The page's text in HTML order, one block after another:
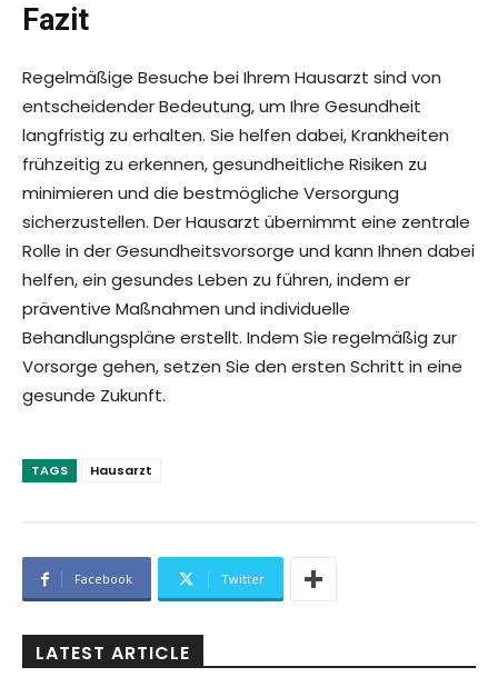
Fazit
Regelmäßige Besuche bei Ihrem Hausarzt sind von
entscheidender Bedeutung, um Ihre Gesundheit
langfristig zu erhalten. Sie helfen dabei, Krankheiten
frühzeitig zu erkennen, gesundheitliche Risiken zu
minimieren und die bestmögliche Versorgung
sicherzustellen. Der Hausarzt übernimmt eine zentrale
Rolle in der Gesundheitsvorsorge und kann Ihnen dabei
helfen, ein gesundes Leben zu führen, indem er
präventive Maßnahmen und individuelle
Behandlungspläne erstellt. Indem Sie regelmäßig zur
Vorsorge gehen, setzen Sie den ersten Schritt in eine
gesunde Zukunft.
TAGS Hausarzt
Facebook Twitter
LATEST ARTICLE